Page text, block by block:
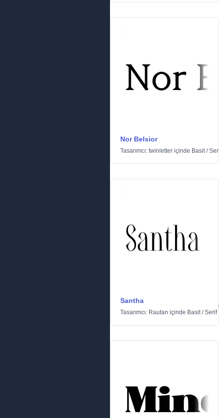
Nor Belsior
Tasarımcı: twinletter içinde Basit/
Santha
Tasarımcı: Rautan içinde Basit/Serif